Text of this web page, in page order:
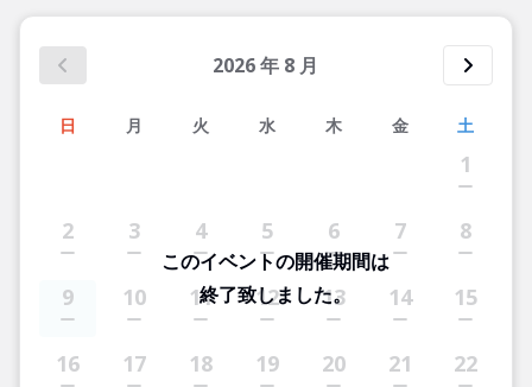
2026年 8 月
日 月 火 水 木 金 土
1
2 3 4 5 6 7 8
9 10 11 12 13 14 15
16 17 18 19 20 21 22
このイベントの開催期間は
終了致しました。